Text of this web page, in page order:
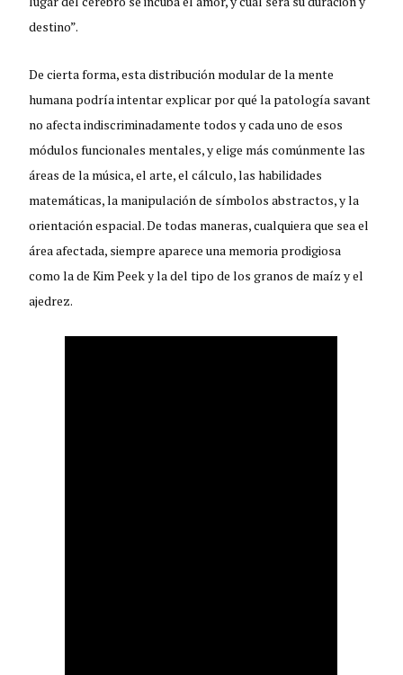
destino”.
De cierta forma, esta distribución modular de la mente
humana podría intentar explicar por qué la patología savant
no afecta indiscriminadamente todos y cada uno de esos
módulos funcionales mentales, y elige más comúnmente las
áreas de la música, el arte, el cálculo, las habilidades
matemáticas, la manipulación de símbolos abstractos, y la
orientación espacial. De todas maneras, cualquiera que sea el
área afectada, siempre aparece una memoria prodigiosa
como la de Kim Peek y la del tipo de los granos de maíz y el
ajedrez.